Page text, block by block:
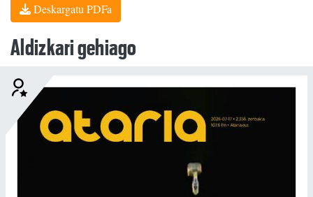
Deskargatu PDFa
Aldizkari gehiago